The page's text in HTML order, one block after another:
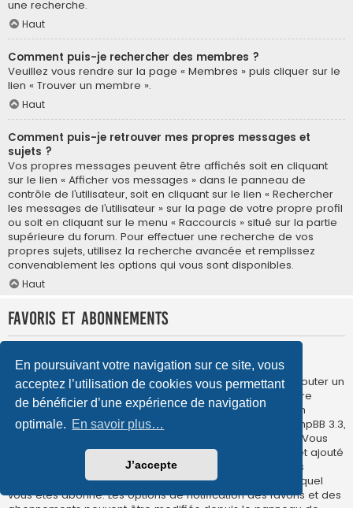
En poursuivant votre navigation sur ce site, vous
acceptez l’utilisation de cookies vous permettant
de bénéficier d’une expérience de navigation
optimale. En savoir plus…
J’accepte
une recherche.
Haut
Comment puis-je rechercher des membres ?
Veuillez vous rendre sur la page « Membres » puis cliquer sur le
lien « Trouver un membre ».
Haut
Comment puis-je retrouver mes propres messages et
sujets ?
Vos propres messages peuvent être affichés soit en cliquant
sur le lien « Afficher vos messages » dans le panneau de
contrôle de l’utilisateur, soit en cliquant sur le lien « Rechercher
les messages de l’utilisateur » sur la page de votre propre profil
ou soit en cliquant sur le menu « Raccourcis » situé sur la partie
supérieure du forum. Pour effectuer une recherche de vos
propres sujets, utilisez la recherche avancée et remplissez
convenablement les options qui vous sont disponibles.
Haut
Favoris et abonnements
abonnements ?
Dans phpBB 3.0, la fonctionnalité qui vous permettait d’ajouter un
sujet aux favoris était similaire à celle présente dans votre
navigateur internet. Vous ne receviez aucune notification
lorsqu’un sujet ajouté aux favoris était mis à jour. Dans phpBB 3.3,
les favoris sont davantage similaires aux abonnements. Vous
pouvez à présent recevoir une notification lorsqu’un sujet ajouté
aux favoris est mis à jour. L’abonnement, quant à lui, vous
préviendra de la mise à jour d’un forum ou d’un sujet auquel
vous êtes abonné. Les options de notification des favoris et des